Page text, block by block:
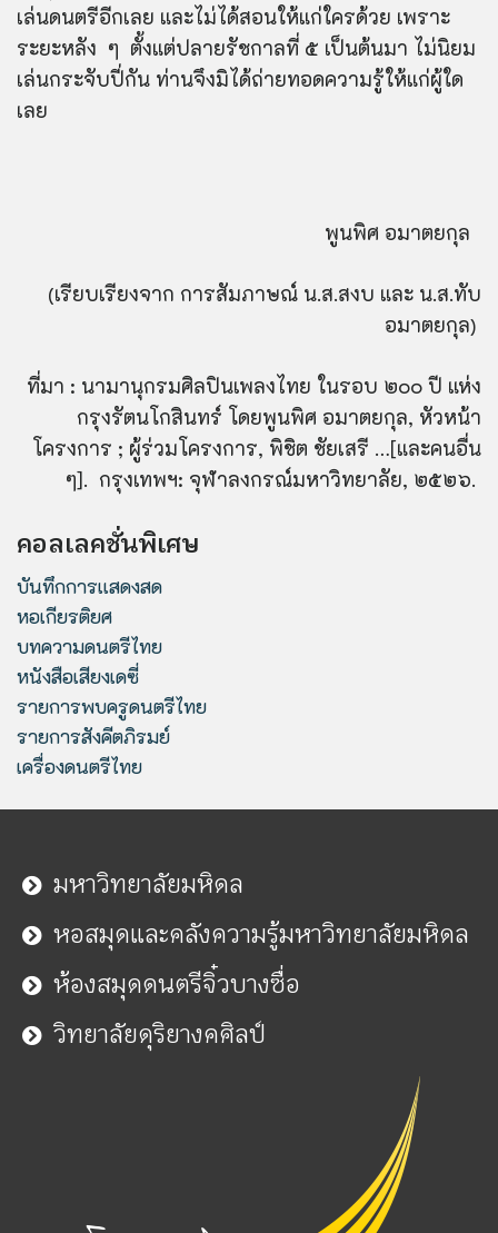
เล่นดนตรีอีกเลย และไม่ได้สอนให้แก่ใครด้วย เพราะ
ระยะหลัง ๆ ตั้งแต่ปลายรัชกาลที่ ๕ เป็นต้นมา ไม่นิยม
เล่นกระจับปี่กัน ท่านจึงมิได้ถ่ายทอดความรู้ให้แก่ผู้ใด
เลย
พูนพิศ อมาตยกุล
(เรียบเรียงจาก การสัมภาษณ์ น.ส.สงบ และ น.ส.ทับ
อมาตยกุล)
ที่มา : นามานุกรมศิลปินเพลงไทย ในรอบ ๒๐๐ ปี แห่ง
กรุงรัตนโกสินทร์ โดยพูนพิศ อมาตยกุล, หัวหน้า
โครงการ ; ผู้ร่วมโครงการ, พิชิต ชัยเสรี …[และคนอื่น
ๆ]. กรุงเทพฯ: จุฬาลงกรณ์มหาวิทยาลัย, ๒๕๒๖.
คอลเลคชั่นพิเศษ
บันทึกการแสดงสด
หอเกียรติยศ
บทความดนตรีไทย
หนังสือเสียงเดซี่
รายการพบครูดนตรีไทย
รายการสังคีตภิรมย์
เครื่องดนตรีไทย
มหาวิทยาลัยมหิดล
หอสมุดและคลังความรู้มหาวิทยาลัยมหิดล
ห้องสมุดดนตรีจิ๋วบางซื่อ
วิทยาลัยดุริยางคศิลป์